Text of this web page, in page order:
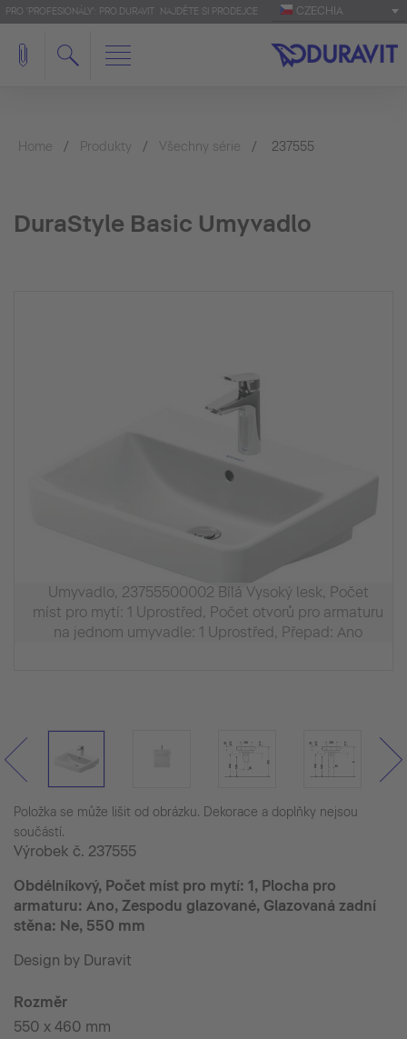
PRO 'PROFESIONÁLY': PRO.DURAVIT NAJDĚTE SI PRODEJCE CZECHIA
Home Produkty Všechny série 237555
DuraStyle Basic Umyvadlo
Umyvadlo, 23755500002 Bílá Vysoký lesk, Počet
míst pro mytí: 1 Uprostřed, Počet otvorů pro armaturu
na jednom umyvadle: 1 Uprostřed, Přepad: Ano
Položka se může lišit od obrázku. Dekorace a doplňky nejsou
součástí.
Výrobek č. 237555
Obdélníkový, Počet míst pro mytí: 1, Plocha pro
armaturu: Ano, Zespodu glazované, Glazovaná zadní
stěna: Ne, 550 mm
Design by Duravit
Rozměr
550 x 460 mm